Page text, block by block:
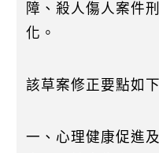
障、殺人傷人案件
化。
該草案修正要點如下
一、心理健康促進